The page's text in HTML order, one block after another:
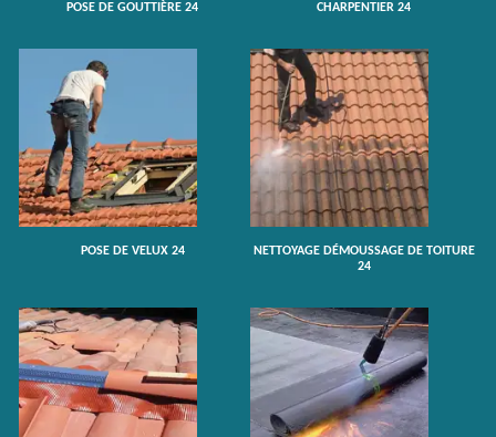
POSE DE GOUTTIÈRE 24 CHARPENTIER 24
POSE DE VELUX 24
NETTOYAGE DÉMOUSSAGE DE TOITURE
24